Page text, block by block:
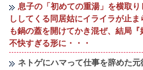
息子の「初めての重湯」を横取
ししてくる同居姑にイライラが止
も鍋の蓋を開けてかき混ぜ、結局『
不快すぎる形に・・・
ネトゲにハマって仕事を辞めた